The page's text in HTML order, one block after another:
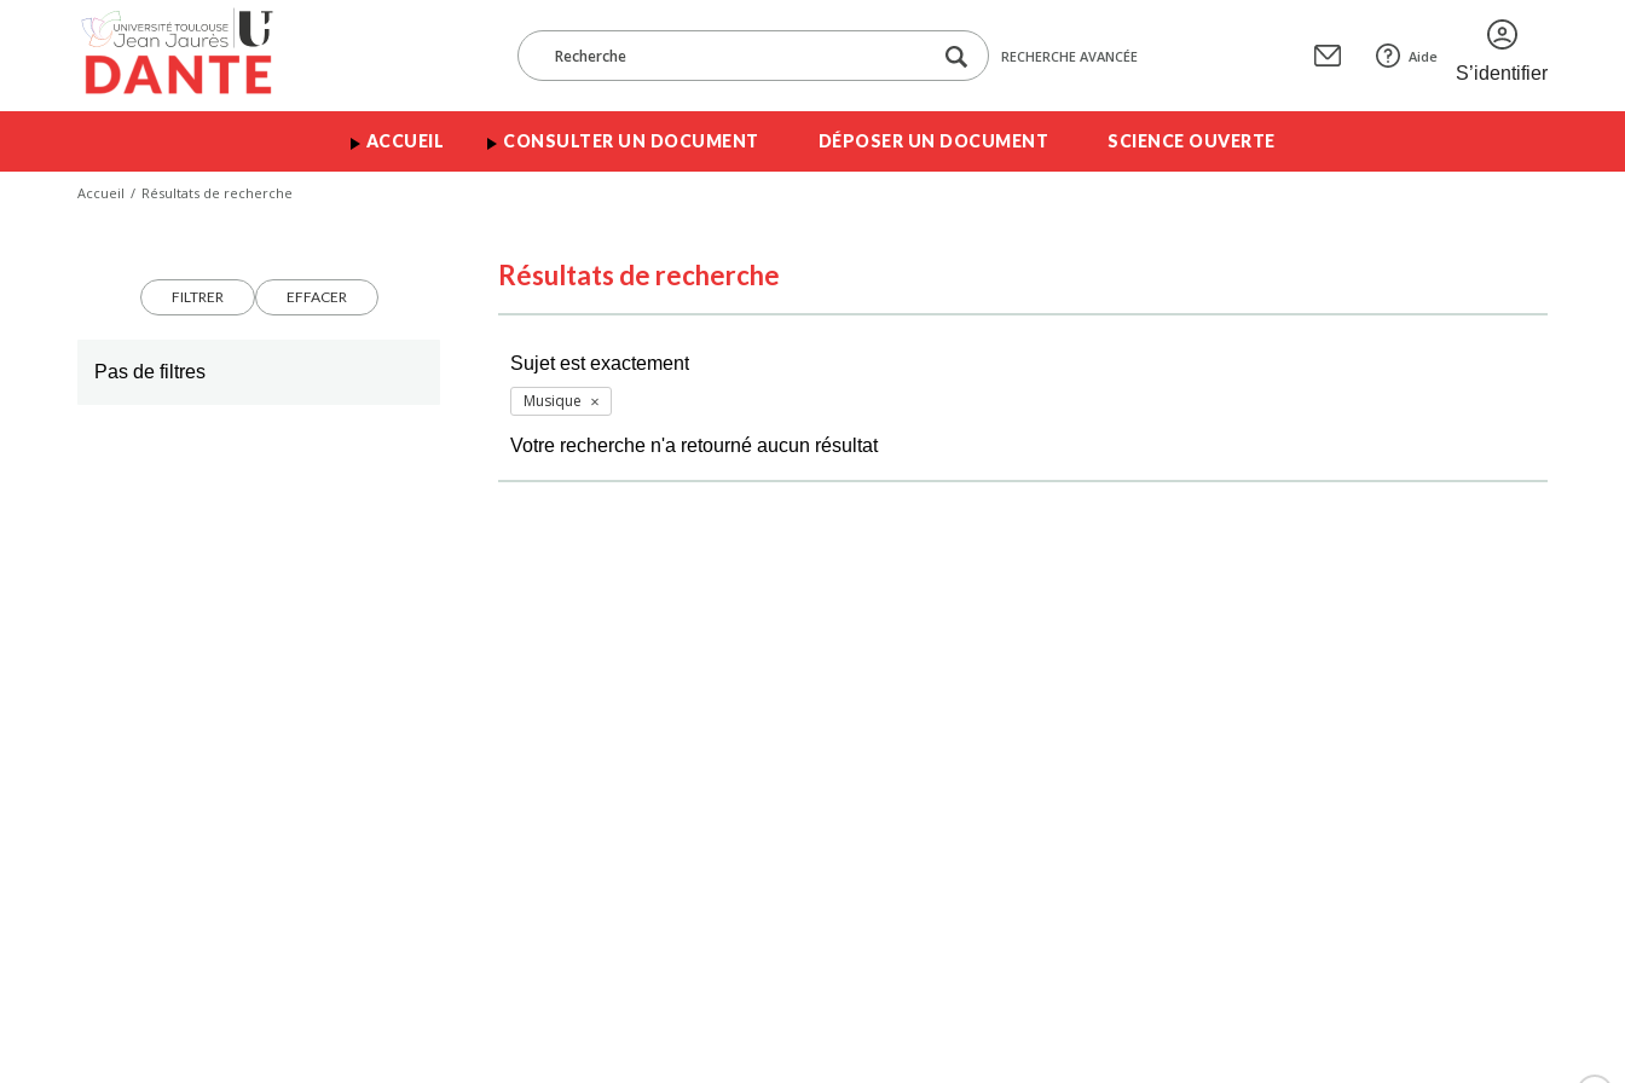
RECHERCHE AVANCÉE Aide
S’identifier
ACCUEIL CONSULTER UN DOCUMENT DÉPOSER UN DOCUMENT SCIENCE OUVERTE
Accueil Résultats de recherche
FILTRER EFFACER
Pas de filtres
Résultats de recherche
Sujet est exactement
Musique
Votre recherche n'a retourné aucun résultat